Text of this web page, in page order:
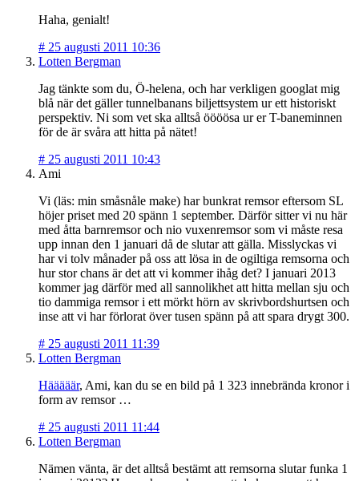
Haha, genialt!
# 25 augusti 2011 10:36
Lotten Bergman
Jag tänkte som du, Ö-helena, och har verkligen googlat mig
blå när det gäller tunnelbanans biljettsystem ur ett historiskt
perspektiv. Ni som vet ska alltså öööösa ur er T-baneminnen
för de är svåra att hitta på nätet!
# 25 augusti 2011 10:43
Ami
Vi (läs: min småsnåle make) har bunkrat remsor eftersom SL
höjer priset med 20 spänn 1 september. Därför sitter vi nu här
med åtta barnremsor och nio vuxenremsor som vi måste resa
upp innan den 1 januari då de slutar att gälla. Misslyckas vi
har vi tolv månader på oss att lösa in de ogiltiga remsorna och
hur stor chans är det att vi kommer ihåg det? I januari 2013
kommer jag därför med all sannolikhet att hitta mellan sju och
tio dammiga remsor i ett mörkt hörn av skrivbordshurtsen och
inse att vi har förlorat över tusen spänn på att spara drygt 300.
# 25 augusti 2011 11:39
Lotten Bergman
Hääääär, Ami, kan du se en bild på 1 323 innebrända kronor i
form av remsor …
# 25 augusti 2011 11:44
Lotten Bergman
Nämen vänta, är det alltså bestämt att remsorna slutar funka 1